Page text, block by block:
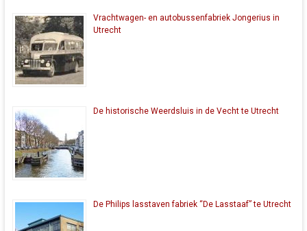
Vrachtwagen- en autobussenfabriek Jongerius in
Utrecht
De historische Weerdsluis in de Vecht te Utrecht
De Philips lasstaven fabriek “De Lasstaaf” te Utrecht